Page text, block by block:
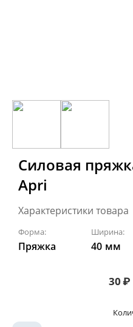
Силовая
Apri
Характеристики товара
Форма:
Пряжка
Ширина:
40 мм
30₽